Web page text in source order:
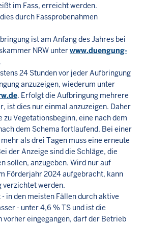
im Fass, erreicht werden.
durch Fassprobenahmen
ist am Anfang des Jahres bei
NRW unterwww.duengung-
24 Stunden vor jeder Aufbringung
anzuzeigen, wiederum unter
. Erfolgt die Aufbringung mehrere
ist dies nur einmal anzuzeigen. Daher
zu Vegetationsbeginn, eine nach dem
dem Schema fortlaufend. Bei einer
als drei Tagen muss eine erneute
der Anzeige sind die Schläge, die
sollen, anzugeben. Wird nur auf
Förderjahr 2024 aufgebracht, kann
verzichtet werden.
in den meisten Fällen durch aktive
- unter 4,6 % TS und ist die
vorher eingegangen, darf der Betrieb